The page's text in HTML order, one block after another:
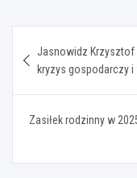
wpisu
Jasnowidz Krzysztof
kryzys gospodarczy
Zasiłek rodzinny w